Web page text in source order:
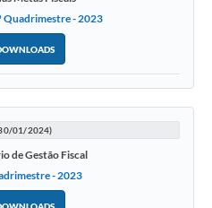
Quadrimestre - 2023
01/2024)
de Gestão Fiscal
- 2023